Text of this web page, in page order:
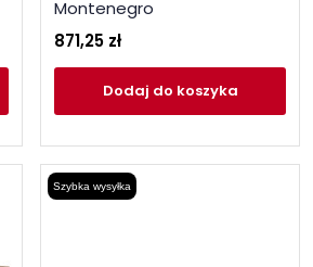
Montenegro
871,25 zł
Dodaj do koszyka
Szybka wysyłka